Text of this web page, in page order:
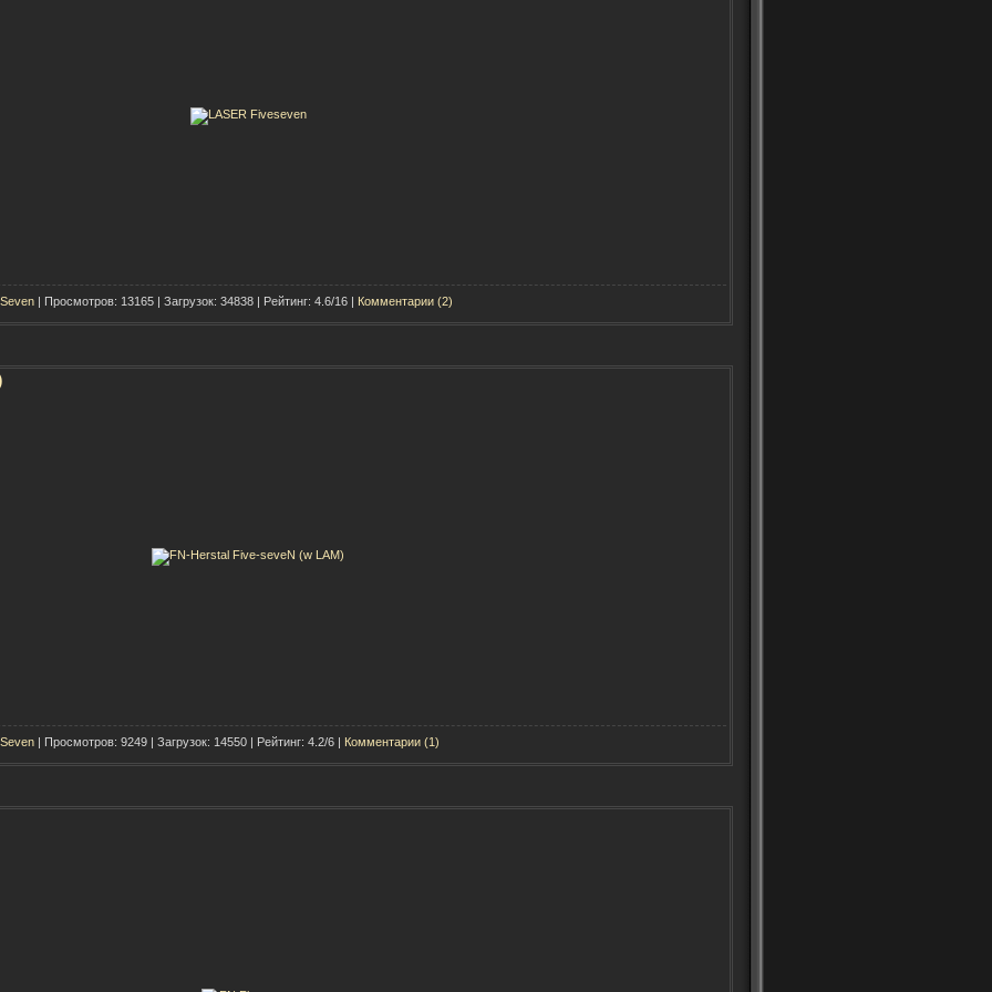
| Просмотров: 13165 | Загрузок: 34838 | Рейтинг: 4.6/16 | Комментарии (2)
| Просмотров: 9249 | Загрузок: 14550 | Рейтинг: 4.2/6 | Комментарии (1)